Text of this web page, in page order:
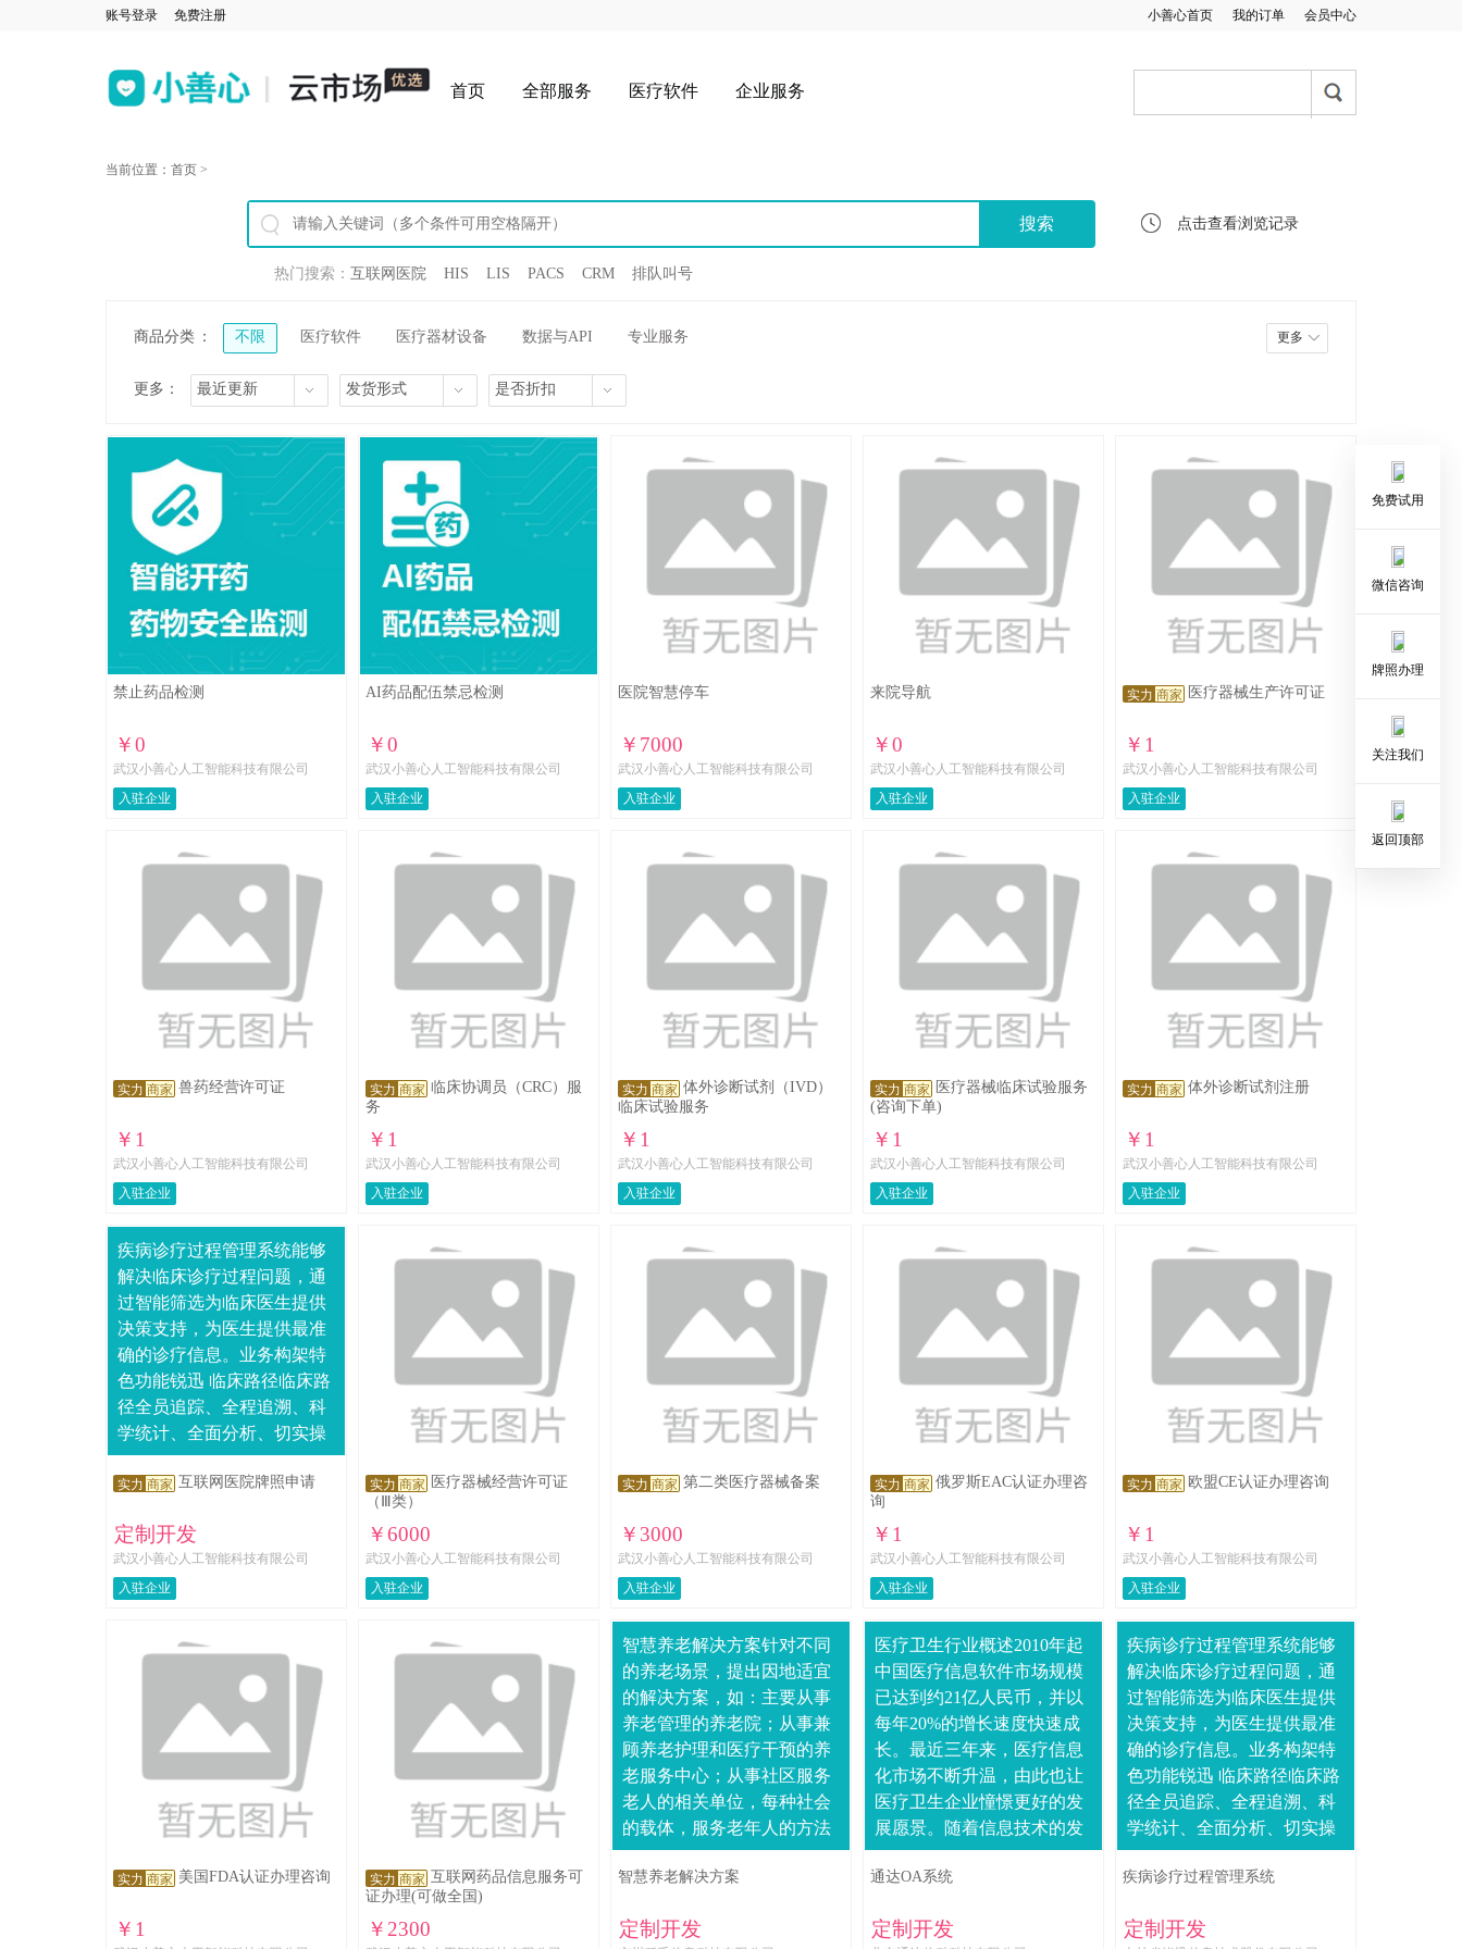
账号登录 免费注册 小善心首页 我的订单 会员中心
首页 全部服务 医疗软件 企业服务
当前位置： 首页 >
点击查看浏览记录
热门搜索： 互联网医院 HIS LIS PACS CRM 排队叫号
商品分类 ： 不限 医疗软件 医疗器材设备 数据与API 专业服务 更多
更多： 最近更新 发货形式 是否折扣
禁止药品检测
￥0
武汉小善心人工智能科技有限公司
入驻企业
AI药品配伍禁忌检测
￥0
武汉小善心人工智能科技有限公司
入驻企业
医院智慧停车
￥7000
武汉小善心人工智能科技有限公司
入驻企业
来院导航
￥0
武汉小善心人工智能科技有限公司
入驻企业
实力 商家 医疗器械生产许可证
￥1
武汉小善心人工智能科技有限公司
入驻企业
实力 商家 兽药经营许可证
￥1
武汉小善心人工智能科技有限公司
入驻企业
实力 商家 临床协调员（CRC）服
务
￥1
武汉小善心人工智能科技有限公司
入驻企业
实力 商家 体外诊断试剂（IVD）
临床试验服务
￥1
武汉小善心人工智能科技有限公司
入驻企业
实力 商家
医疗器械临床试验服务
(咨询下单)
￥1
武汉小善心人工智能科技有限公司
入驻企业
实力 商家 体外诊断试剂注册
￥1
武汉小善心人工智能科技有限公司
入驻企业
疾病诊疗过程管理系统能够
解决临床诊疗过程问题，通
过智能筛选为临床医生提供
决策支持，为医生提供最准
确的诊疗信息。业务构架特
色功能锐迅 临床路径临床路
径全员追踪、全程追溯、科
学统计、全面分析、切实操
作、个体纠正。锐迅 监控与
管理监控与管理依据预先设
实力 商家 互联网医院牌照申请
定制开发
武汉小善心人工智能科技有限公司
入驻企业
实力 商家
医疗器械经营许可证
（Ⅲ类）
￥6000
武汉小善心人工智能科技有限公司
入驻企业
实力 商家 第二类医疗器械备案
￥3000
武汉小善心人工智能科技有限公司
入驻企业
实力 商家 俄罗斯EAC认证办理咨
询
￥1
武汉小善心人工智能科技有限公司
入驻企业
实力 商家 欧盟CE认证办理咨询
￥1
武汉小善心人工智能科技有限公司
入驻企业
实力 商家 美国FDA认证办理咨询
￥1
实力 商家 互联网药品信息服务可
证办理(可做全国)
￥2300
智慧养老解决方案针对不同
的养老场景，提出因地适宜
的解决方案，如：主要从事
养老管理的养老院；从事兼
顾养老护理和医疗干预的养
老服务中心；从事社区服务
老人的相关单位，每种社会
的载体，服务老年人的方法
不同，对应的提供的方案则
需进步优化，稻禾科技针对
智慧养老解决方案
定制开发
医疗卫生行业概述2010年起
中国医疗信息软件市场规模
已达到约21亿人民币，并以
每年20%的增长速度快速成
长。最近三年来，医疗信息
化市场不断升温，由此也让
医疗卫生企业憧憬更好的发
展愿景。随着信息技术的发
展与医疗卫生事业的深化改
革，医院管理信息化的速度
通达OA系统
定制开发
疾病诊疗过程管理系统能够
解决临床诊疗过程问题，通
过智能筛选为临床医生提供
决策支持，为医生提供最准
确的诊疗信息。业务构架特
色功能锐迅 临床路径临床路
径全员追踪、全程追溯、科
学统计、全面分析、切实操
作、个体纠正。锐迅 监控与
管理监控与管理依据预先设
疾病诊疗过程管理系统
定制开发
免费试用
微信咨询
牌照办理
关注我们
返回顶部